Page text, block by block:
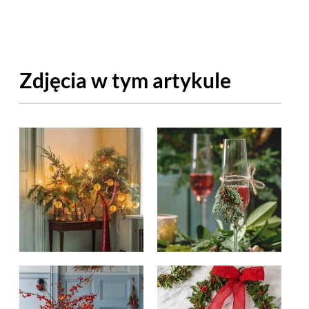
Zdjęcia w tym artykule
APTECZKA
RZEMIOSŁO
ZUPY
INNE